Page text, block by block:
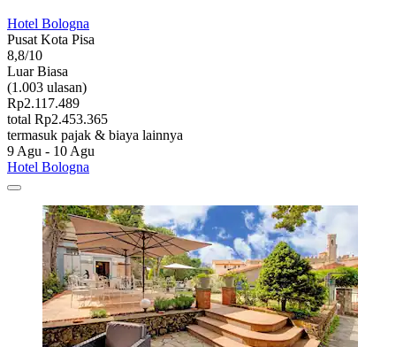
Hotel Bologna
Pusat Kota Pisa
8,8/10
Luar Biasa
(1.003 ulasan)
Rp2.117.489
total Rp2.453.365
termasuk pajak & biaya lainnya
9 Agu - 10 Agu
Hotel Bologna